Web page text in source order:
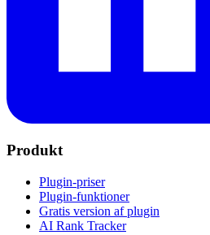
Produkt
Plugin-priser
Plugin-funktioner
Gratis version af plugin
AI Rank Tracker